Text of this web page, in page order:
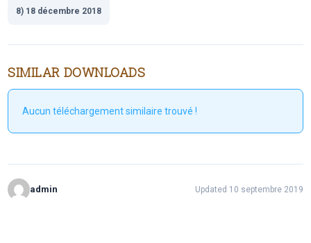
8) 18 décembre 2018
SIMILAR DOWNLOADS
Aucun téléchargement similaire trouvé !
admin Updated 10 septembre 2019